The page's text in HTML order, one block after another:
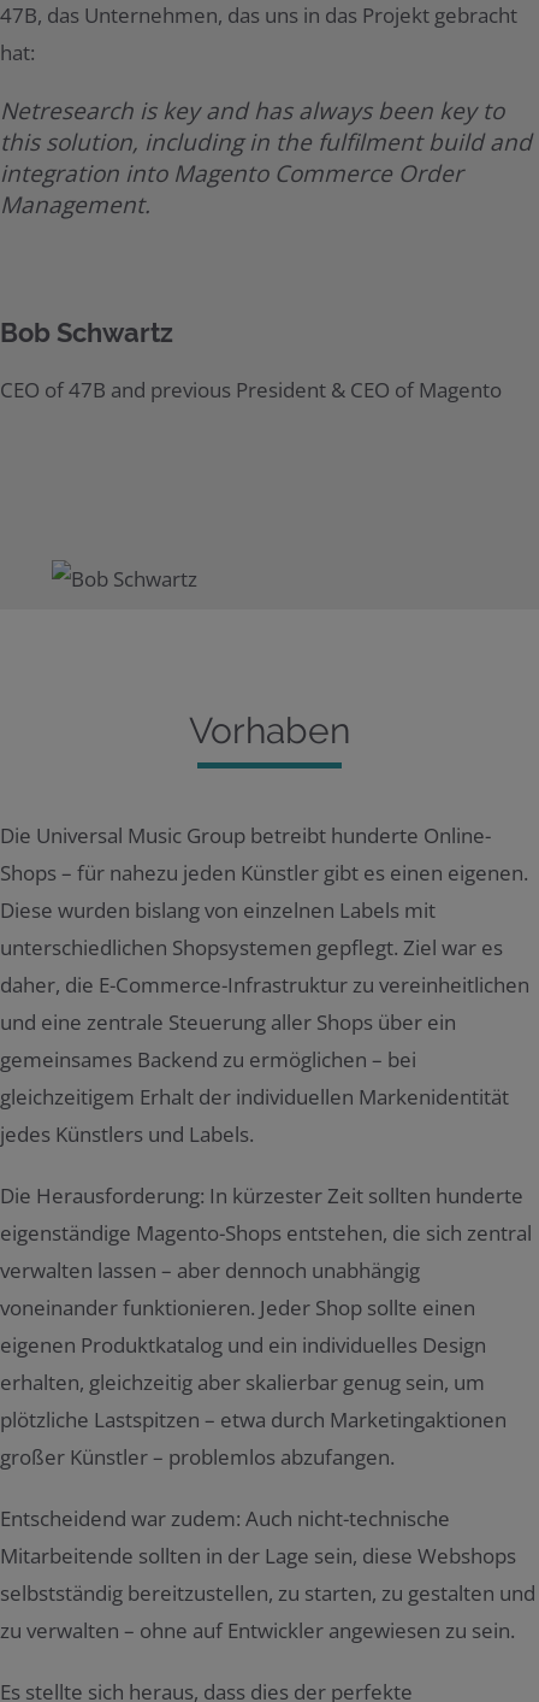
47B, das Unternehmen, das uns in das Projekt gebracht
hat:
Netresearch is key and has always been key to
this solution, including in the fulfilment build and
integration into Magento Commerce Order
Management.
Bob Schwartz
CEO of 47B and previous President & CEO of Magento
Vorhaben
Die Universal Music Group betreibt hunderte Online-
Shops – für nahezu jeden Künstler gibt es einen eigenen.
Diese wurden bislang von einzelnen Labels mit
unterschiedlichen Shopsystemen gepflegt. Ziel war es
daher, die E-Commerce-Infrastruktur zu vereinheitlichen
und eine zentrale Steuerung aller Shops über ein
gemeinsames Backend zu ermöglichen – bei
gleichzeitigem Erhalt der individuellen Markenidentität
jedes Künstlers und Labels.
Die Herausforderung: In kürzester Zeit sollten hunderte
eigenständige Magento-Shops entstehen, die sich zentral
verwalten lassen – aber dennoch unabhängig
voneinander funktionieren. Jeder Shop sollte einen
eigenen Produktkatalog und ein individuelles Design
erhalten, gleichzeitig aber skalierbar genug sein, um
plötzliche Lastspitzen – etwa durch Marketingaktionen
großer Künstler – problemlos abzufangen.
Entscheidend war zudem: Auch nicht-technische
Mitarbeitende sollten in der Lage sein, diese Webshops
selbstständig bereitzustellen, zu starten, zu gestalten und
zu verwalten – ohne auf Entwickler angewiesen zu sein.
Es stellte sich heraus, dass dies der perfekte